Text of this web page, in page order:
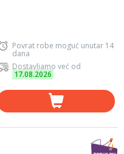
Povrat robe moguć unutar 14
dana
Dostavljamo već od
17.08.2026